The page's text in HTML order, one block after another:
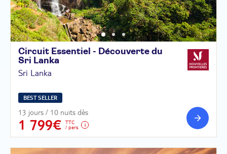
Circuit Essentiel - Découverte du
Sri Lanka
Sri Lanka
BEST SELLER
13 jours / 10 nuits dès
1 799€
TTC
/ pers.